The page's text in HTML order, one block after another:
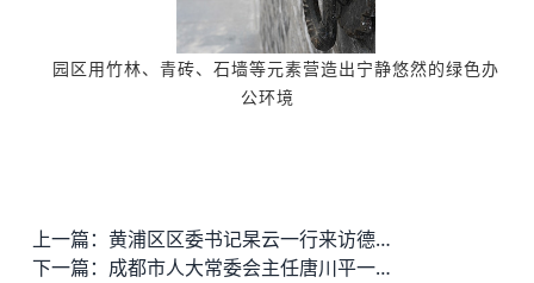
园区用竹林、青砖、石墙等元素营造出宁静悠然的绿色办
公环境
上一篇：
黄浦区区委书记杲云一行来访德必外滩WE&quot;
下一篇：
成都市人大常委会主任唐川平一行到访德必川报易园